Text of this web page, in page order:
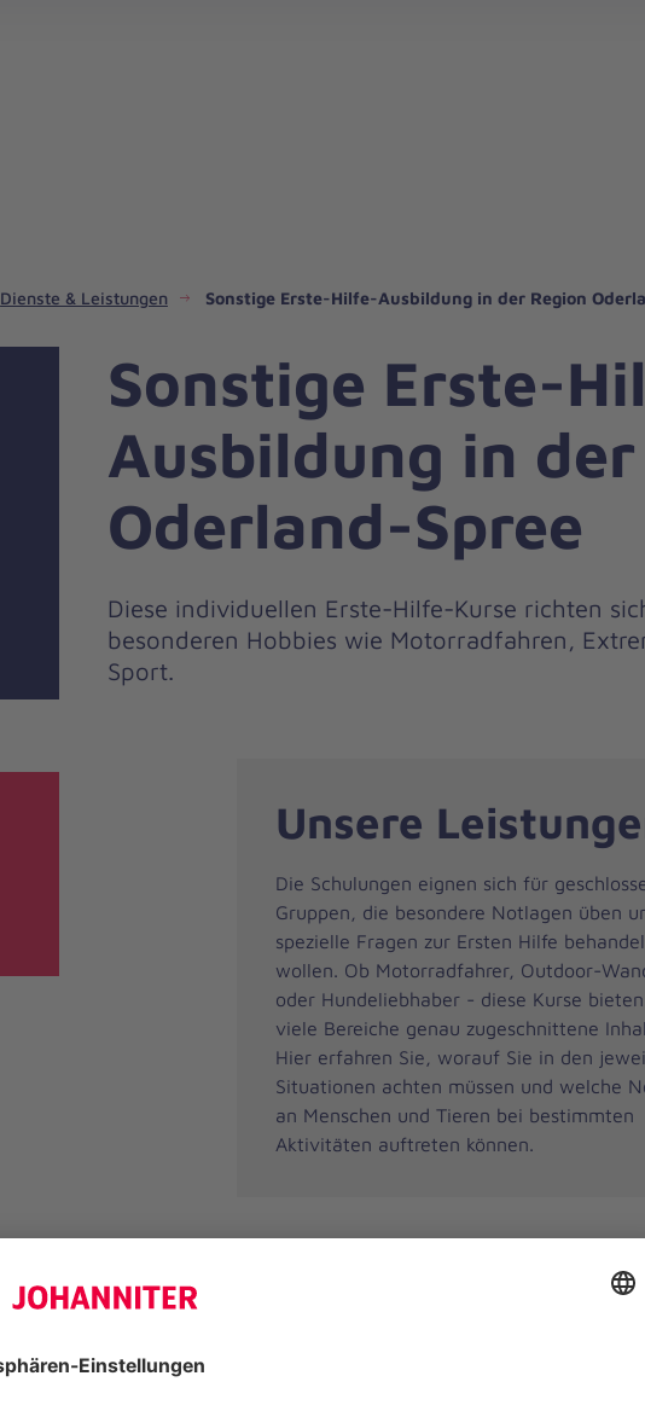
Dienste & Leistungen Sonstige Erste-Hilfe-Ausbildung in der Region
Sonstige Erste-
Ausbildung in
Oderland-Spree
Diese individuellen Erste-Hilfe-Kurse richten
besonderen Hobbies wie Motorradfahren,
Sport.
Unsere
Die Schulungen eignen sich für
Gruppen, die besondere Notlagen üben
spezielle Fragen zur Ersten Hilfe
wollen. Ob Motorradfahrer, Outdoor-
oder Hundeliebhaber - diese Kurse
viele Bereiche genau zugeschnittene
Hier erfahren Sie, worauf Sie in den
Situationen achten müssen und welche
an Menschen und Tieren bei bestimmten
Aktivitäten auftreten können.